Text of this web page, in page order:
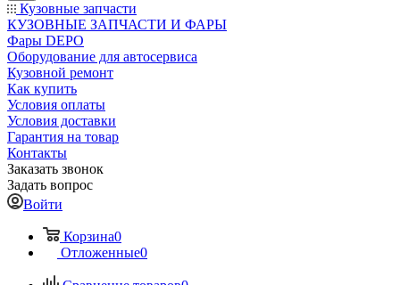
Кузовные запчасти
КУЗОВНЫЕ ЗАПЧАСТИ И ФАРЫ
Фары DEPO
Оборудование для автосервиса
Кузовной ремонт
Как купить
Условия оплаты
Условия доставки
Гарантия на товар
Контакты
Заказать звонок
Задать вопрос
Войти
Корзина0
Отложенные0